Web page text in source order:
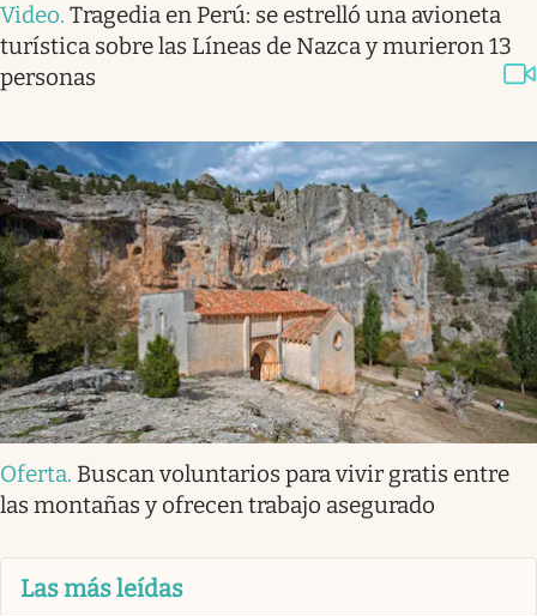
Video. Tragedia en Perú: se estrelló una avioneta
turística sobre las Líneas de Nazca y murieron 13
personas
Oferta. Buscan voluntarios para vivir gratis entre
las montañas y ofrecen trabajo asegurado
Las más leídas